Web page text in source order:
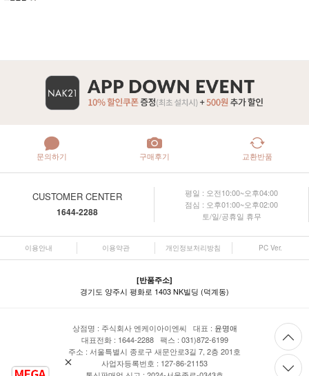
문의하기 구매후기 교환반품
CUSTOMER CENTER
1644-2288
평일 : 오전10:00~오후04:00
점심 : 오후01:00~오후02:00
토/일/공휴일 휴무
이용안내 이용약관 개인정보처리방침 PC Ver.
[반품주소]
경기도 양주시 평화로 1403 NK빌딩 (덕계동)
상점명 : 주식회사 엔케이아이엔씨 대표 : 윤명애
대표전화 : 1644-2288 팩스 : 031)872-6199
주소 : 서울특별시 종로구 새문안로3길 7, 2층 201호
사업자등록번호 : 127-86-21153